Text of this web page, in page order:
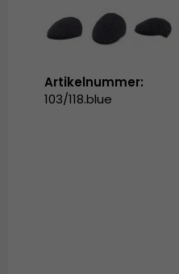
Artikelnummer:
103/118.blue